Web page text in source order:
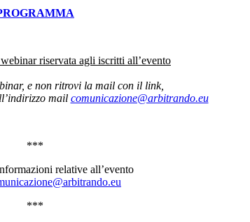
riservata agli iscritti all’evento
e non ritrovi la mail con il link,
mail comunicazione@arbitrando.eu
***
relative all’evento
***